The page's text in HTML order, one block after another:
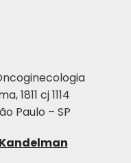
1811 cj 1114
Paulo – SP